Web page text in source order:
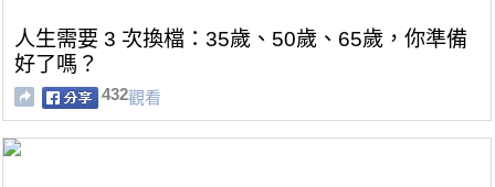
人生需要 3 次換檔：35歲、50歲、65歲，你準備
好了嗎？
432觀看